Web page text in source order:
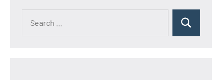
頁
for:
Search